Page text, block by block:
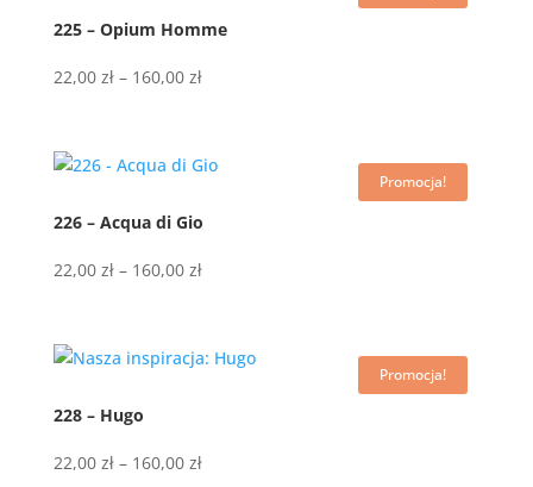
225 – Opium Homme
22,00 zł – 160,00 złZakres
22,00 zł
Promocja!
226 – Acqua di Gio
22,00 zł – 160,00 złZakres
22,00 zł
Promocja!
228 – Hugo
22,00 zł – 160,00 złZakres